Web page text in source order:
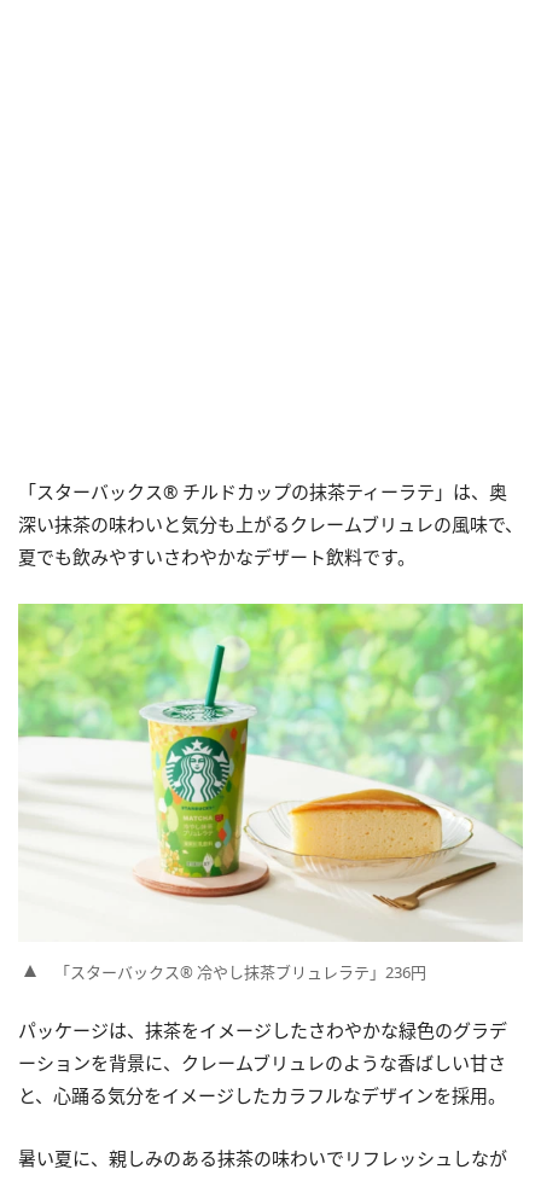
「スターバックス® チルドカップの抹茶ティーラテ」は、奥
深い抹茶の味わいと気分も上がるクレームブリュレの風味で、
夏でも飲みやすいさわやかなデザート飲料です。
「スターバックス® 冷やし抹茶ブリュレラテ」236円
パッケージは、抹茶をイメージしたさわやかな緑色のグラデ
ーションを背景に、クレームブリュレのような香ばしい甘さ
と、心踊る気分をイメージしたカラフルなデザインを採用。
暑い夏に、親しみのある抹茶の味わいでリフレッシュしなが